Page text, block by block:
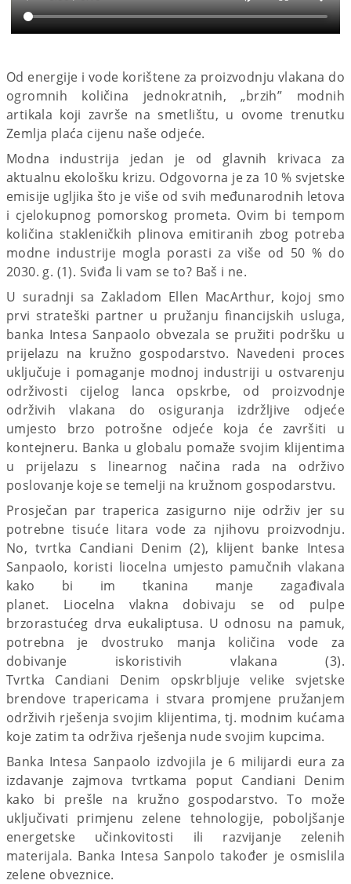
Od energije i vode korištene za proizvodnju vlakana do
ogromnih količina jednokratnih, „brzih” modnih
artikala koji završe na smetlištu, u ovome trenutku
Zemlja plaća cijenu naše odjeće.
Modna industrija jedan je od glavnih krivaca za
aktualnu ekološku krizu. Odgovorna je za 10 % svjetske
emisije ugljika što je više od svih međunarodnih letova
i cjelokupnog pomorskog prometa. Ovim bi tempom
količina stakleničkih plinova emitiranih zbog potreba
modne industrije mogla porasti za više od 50 % do
2030. g. (1). Sviđa li vam se to? Baš i ne.
U suradnji sa Zakladom Ellen MacArthur, kojoj smo
prvi strateški partner u pružanju financijskih usluga,
banka Intesa Sanpaolo obvezala se pružiti podršku u
prijelazu na kružno gospodarstvo. Navedeni proces
uključuje i pomaganje modnoj industriji u ostvarenju
održivosti cijelog lanca opskrbe, od proizvodnje
održivih vlakana do osiguranja izdržljive odjeće
umjesto brzo potrošne odjeće koja će završiti u
kontejneru. Banka u globalu pomaže svojim klijentima
u prijelazu s linearnog načina rada na održivo
poslovanje koje se temelji na kružnom gospodarstvu.
Prosječan par traperica zasigurno nije održiv jer su
potrebne tisuće litara vode za njihovu proizvodnju.
No, tvrtka Candiani Denim (2), klijent banke Intesa
Sanpaolo, koristi liocelna umjesto pamučnih vlakana
kako bi im tkanina manje zagađivala
planet. Liocelna vlakna dobivaju se od pulpe
brzorastućeg drva eukaliptusa. U odnosu na pamuk,
potrebna je dvostruko manja količina vode za
dobivanje iskoristivih vlakana (3).
Tvrtka Candiani Denim opskrbljuje velike svjetske
brendove trapericama i stvara promjene pružanjem
održivih rješenja svojim klijentima, tj. modnim kućama
koje zatim ta održiva rješenja nude svojim kupcima.
Banka Intesa Sanpaolo izdvojila je 6 milijardi eura za
izdavanje zajmova tvrtkama poput Candiani Denim
kako bi prešle na kružno gospodarstvo. To može
uključivati primjenu zelene tehnologije, poboljšanje
energetske učinkovitosti ili razvijanje zelenih
materijala. Banka Intesa Sanpolo također je osmislila
zelene obveznice.